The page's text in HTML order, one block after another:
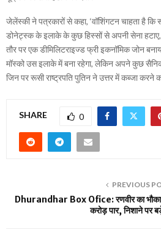
जेलेंस्की ने पत्रकारों से कहा, ‘वॉशिंगटन चाहता है कि
डोनेट्स्क के इलाके के कुछ हिस्सों से अपनी सेना
तौर पर एक डीमिलिटराइज्ड फ्री इकनॉमिक जोन
मॉस्को उस इलाके में बना रहेगा, लेकिन अपने कुछ
जिन पर रूसी राष्ट्रपति पुतिन ने उत्तर में कब्जा करने
SHARE 0
PREVIOUS
Dhurandhar Box Ofice: रणवीर का
करोड़ पार, निशाने पर